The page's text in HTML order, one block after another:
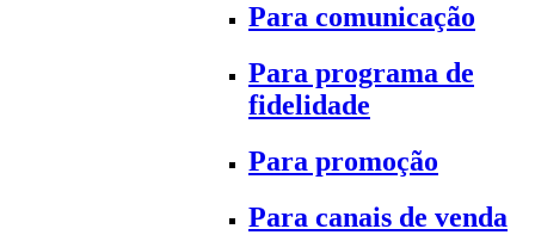
Para comunicação
Para programa de
fidelidade
Para promoção
Para canais de venda